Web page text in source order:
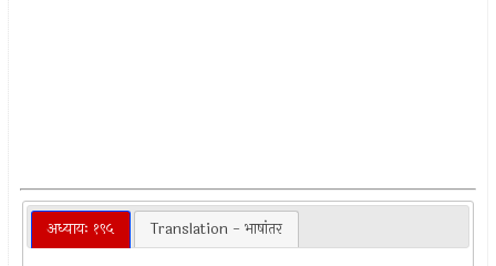
अध्यायः १९५ Translation - भाषांतर